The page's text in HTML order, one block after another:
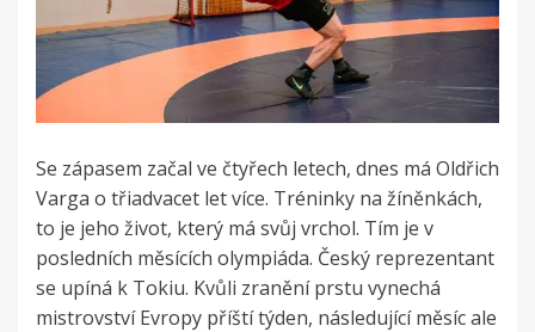
Se zápasem začal ve čtyřech letech, dnes má Oldřich
Varga o třiadvacet let více. Tréninky na žíněnkách,
to je jeho život, který má svůj vrchol. Tím je v
posledních měsících olympiáda. Český reprezentant
se upíná k Tokiu. Kvůli zranění prstu vynechá
mistrovství Evropy příští týden, následující měsíc ale